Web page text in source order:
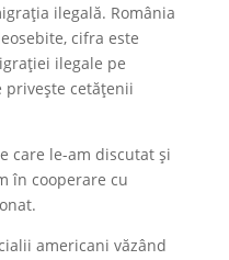
ilegală. România
cifra este
ilegale pe
privește cetățenii
care le-am discutat și
în cooperare cu
americani văzând